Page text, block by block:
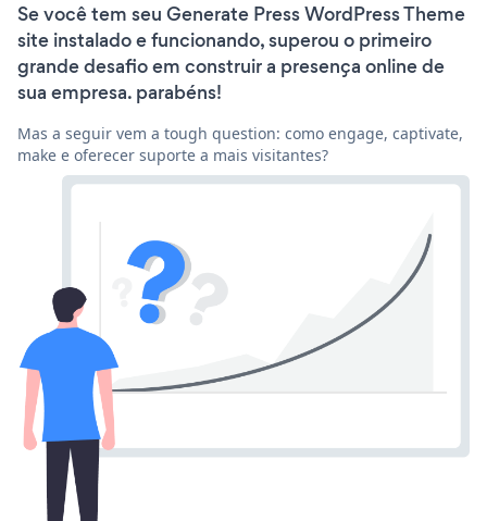
Se você tem seu Generate Press WordPress Theme
site instalado e funcionando, superou o primeiro
grande desafio em construir a presença online de
sua empresa. parabéns!
Mas a seguir vem a tough question: como engage, captivate,
make e oferecer suporte a mais visitantes?